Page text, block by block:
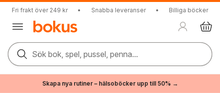
Fri frakt över 249 kr • Snabba leveranser • Billiga böcker
Sök bok, spel, pussel, penna...
Skapa nya rutiner – hälsoböcker upp till 50% →